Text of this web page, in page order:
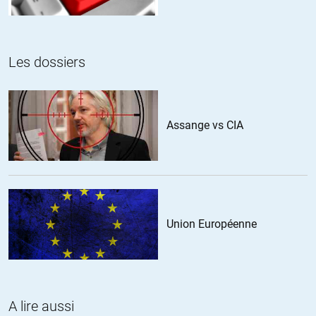
compétent que moi).
+5
barbe//31.05.2020 à 11h40
http://www.lacrisedesannees2010.com/2020/05/bce-et-dettes-
d-etats-beaucoup-d-economistes-semblent-ignorer-ce-qu-est-
une-banque-centrale.html
+5 ALERTER
Blabla//31.05.2020 à 17h29
proportionnellement à sa participation à l’UE, qui recevra
Les dossiers
Assange vs CIA
Union Européenne
A lire aussi